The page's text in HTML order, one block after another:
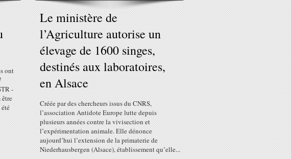
ont
-
être
Le ministère de
l’Agriculture autorise un
élevage de 1600 singes,
destinés aux laboratoires,
en Alsace
Créée par des chercheurs issus du CNRS,
l’association Antidote Europe lutte depuis
plusieurs années contre la vivisection et
l’expérimentation animale. Elle dénonce
aujourd’hui l’extension de la primaterie de
Niederhausbergen (Alsace), établissement qu’elle...